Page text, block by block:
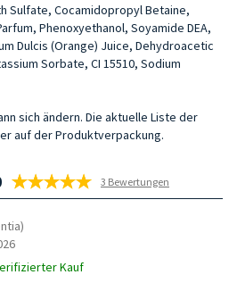
Sulfate, Cocamidopropyl Betaine,
Phenoxyethanol, Soyamide DEA,
Dulcis (Orange) Juice, Dehydroacetic
Sorbate, CI 15510, Sodium
sich ändern. Die aktuelle Liste der
auf der Produktverpackung.
3 Bewertungen
Kauf